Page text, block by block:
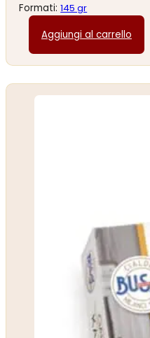
Formati:145 gr
Aggiungi al carrello